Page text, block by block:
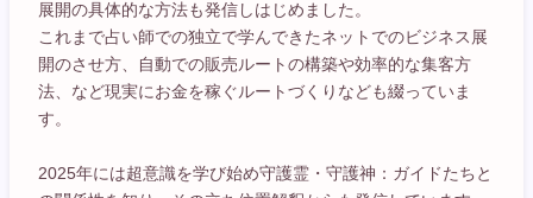
展開の具体的な方法も発信しはじめました。
これまで占い師での独立で学んできたネットでのビジネス展
開のさせ方、自動での販売ルートの構築や効率的な集客方
法、など現実にお金を稼ぐルートづくりなども綴っていま
す。
2025年には超意識を学び始め守護霊・守護神：ガイドたちと